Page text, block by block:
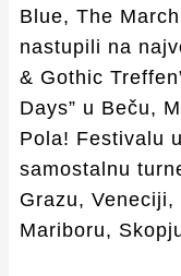
Blue, The
nastupili na
& Gothic
Days” u Beču,
Pola! Festivalu
samostalnu
Grazu,
Mariboru,